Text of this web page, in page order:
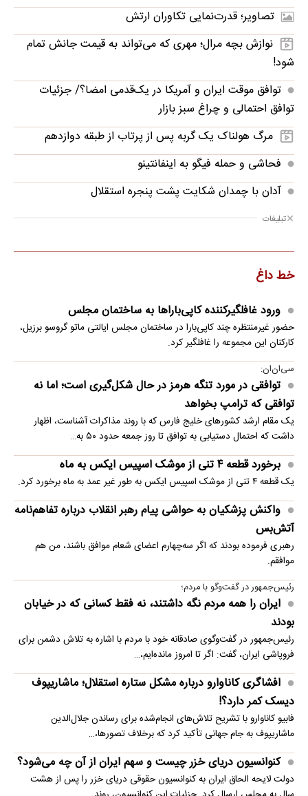
تصاویر؛ قدرت‌نمایی تکاوران ارتش
نوازش بچه مرال؛ مهری که می‌تواند به قیمت جانش تمام
شود!
توافق موقت ایران و آمریکا در یک‌قدمی امضا؟/ جزئیات
توافق احتمالی و چراغ سبز بازار
مرگ هولناک یک گربه پس از پرتاب از طبقه دوازدهم
فحاشی و حمله فیگو به اینفانتینو
آدان با چمدان شکایت پشت پنجره استقلال
تبلیغات
خط داغ
ورود غافلگیرکننده کاپی‌باراها به ساختمان مجلس
حضور غیرمنتظره چند کاپی‌بارا در ساختمان مجلس ایالتی ماتو گروسو برزیل،
کارکنان این مجموعه را غافلگیر کرد.
سی‌ان‌ان:
توافقی در مورد تنگه هرمز در حال شکل‌گیری است؛ اما نه
توافقی که ترامپ بخواهد
یک مقام ارشد کشورهای خلیج فارس که با روند مذاکرات آشناست، اظهار
داشت که احتمال دستیابی به توافق تا روز جمعه حدود ۵۰ به…
برخورد قطعه ۴ تنی از موشک اسپیس ایکس به ماه
یک قطعه ۴ تنی از موشک اسپیس ایکس به طور غیر عمد به ماه برخورد کرد.
واکنش پزشکیان به حواشی پیام رهبر انقلاب درباره تفاهم‌نامه
آتش‌بس
رهبری فرموده بودند که اگر سه‌چهارم اعضای شعام موافق باشند، من هم
موافقم.
رئیس‌جمهور در گفت‌وگو با مردم؛
ایران را همه مردم نگه داشتند، نه فقط کسانی که در خیابان
بودند
رئیس‌جمهور در گفت‌وگوی صادقانه خود با مردم با اشاره به تلاش دشمن برای
فروپاشی ایران، گفت: اگر تا امروز مانده‌ایم،…
افشاگری کاناوارو درباره مشکل ستاره استقلال؛ ماشاریپوف
دیسک کمر دارد؟!
فابیو کاناوارو با تشریح تلاش‌های انجام‌شده برای رساندن جلال‌الدین
ماشاریپوف به جام جهانی تأکید کرد که برخلاف تصورها،…
کنوانسیون دریای خزر چیست و سهم ایران از آن چه می‌شود؟
دولت لایحه الحاق ایران به کنوانسیون حقوقی دریای خزر را پس از هشت